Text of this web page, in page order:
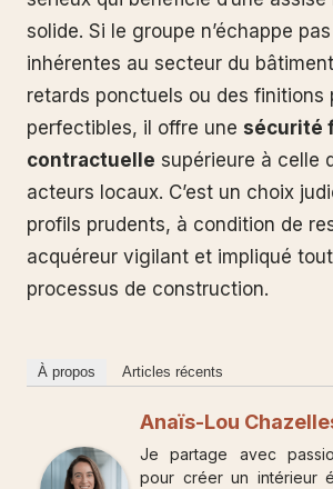
solide. Si le groupe n’échappe
inhérentes au secteur du
retards ponctuels ou des finitions
perfectibles, il offre une sécurité
contractuelle supérieure à celle
acteurs locaux. C’est un choix
profils prudents, à condition de
acquéreur vigilant et impliqué
processus de construction.
À propos Articles récents
Anaïs-Lou
Je partage avec
pour créer un intérieur